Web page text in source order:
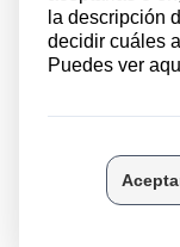
capas de
superior
conservación
que las bolsas
manipulación o
Están